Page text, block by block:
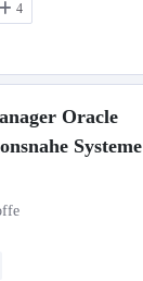
4
Oracle
Systeme